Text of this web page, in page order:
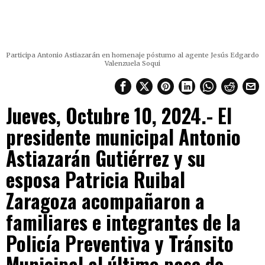
Participa Antonio Astiazarán en homenaje póstumo al agente Jesús Edgardo
Valenzuela Soqui
Jueves, Octubre 10, 2024.- El
presidente municipal Antonio
Astiazarán Gutiérrez y su
esposa Patricia Ruibal
Zaragoza acompañaron a
familiares e integrantes de la
Policía Preventiva y Tránsito